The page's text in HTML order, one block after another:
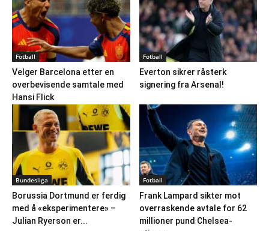
Fotball
Velger Barcelona etter en
overbevisende samtale med
Hansi Flick
Fotball
Everton sikrer råsterk
signering fra Arsenal!
Bundesliga
Borussia Dortmund er ferdig
med å «eksperimentere» –
Julian Ryerson er...
Fotball
Frank Lampard sikter mot
overraskende avtale for 62
millioner pund Chelsea-